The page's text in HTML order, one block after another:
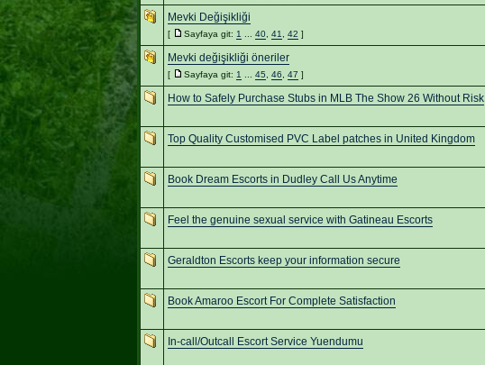
Mevki Değişikliği
[ Sayfaya git: 1 40, 41 42 ]
Mevki değişikliği öneriler
[ Sayfaya git: 1 45 46 47 ]
How to Safely Purchase Stubs in MLB The Show 26 Without Risk
Top Quality Customised PVC Label patches in United Kingdom
Book Dream Escorts in Dudley Call Us Anytime
Feel the genuine sexual service with Gatineau Escorts
Geraldton Escorts keep your information secure
Book Amaroo Escort For Complete Satisfaction
In-call/Outcall Escort Service Yuendumu